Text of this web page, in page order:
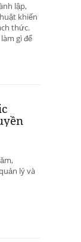
lập,
khiến
thức.
gì để
lý và